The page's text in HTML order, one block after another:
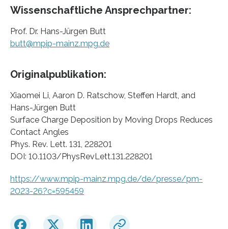
Wissenschaftliche Ansprechpartner:
Prof. Dr. Hans-Jürgen Butt
butt@mpip-mainz.mpg.de
Originalpublikation:
Xiaomei Li, Aaron D. Ratschow, Steffen Hardt, and
Hans-Jürgen Butt
Surface Charge Deposition by Moving Drops Reduces
Contact Angles
Phys. Rev. Lett. 131, 228201
DOI: 10.1103/PhysRevLett.131.228201
https://www.mpip-mainz.mpg.de/de/presse/pm-
2023-26?c=595459